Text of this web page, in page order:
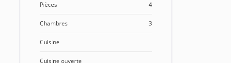
Pièces 4
Chambres 3
Cuisine
Cuisine ouverte